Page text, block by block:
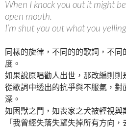
When I knock you out it might
open mouth.
I’m shut you out what you
同樣的旋律，不同的的歌詞，不同
度。
如果說原唱勸人出世，那改編則則
從歌詞中透出的抗爭與不服氣，對
深。
如困獸之鬥，如喪家之犬被輕視與
「我曾經失落失望失掉所有方向，